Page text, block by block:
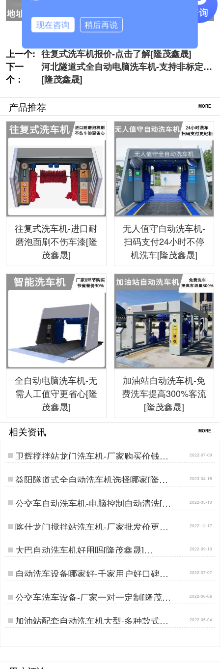
上一个: 往复式洗车机报价-点击了解[隆茂鑫晟]
下一
个：
河北隧道式全自动电脑洗车机-支持非标定制
[隆茂鑫晟]
产品推荐 MORE
往复式洗车机-进口耐
磨泡面刷不伤车漆[隆
茂鑫晟]
无人值守自动洗车机-
扫码支付24小时不停
机洗车[隆茂鑫晟]
全自动电脑洗车机-无
需人工值守更省心[隆
茂鑫晟]
加油站自动洗车机-免
费洗车提高300%客流
[隆茂鑫晟]
相关资讯 MORE
卫辉搅拌站龙门洗车机-厂家购买价钱实
惠[隆茂鑫晟]…
2022-07-09
益阳隧道式全自动洗车机选择哪家[隆茂
鑫晟]…
2023-04-18
公交车自动洗车机-电脑控制自动清洗[隆
茂鑫晟]…
2022-05-10
喀什龙门搅拌站洗车机-厂家批发价更实
惠[隆茂鑫晟]…
2022-12-17
大巴自动洗车机好用吗[隆茂鑫晟]… 2022-09-10
自动洗车设备哪家好-千家用户好口碑厂
家[隆茂鑫晟]…
2022-07-07
公交车洗车设备-厂家一对一定制[隆茂鑫
晟]…
2022-06-06
加油站配套自动洗车机大型-多种款式支
持订做[隆茂鑫晟]…
2022-05-04
现在咨询 稍后再说